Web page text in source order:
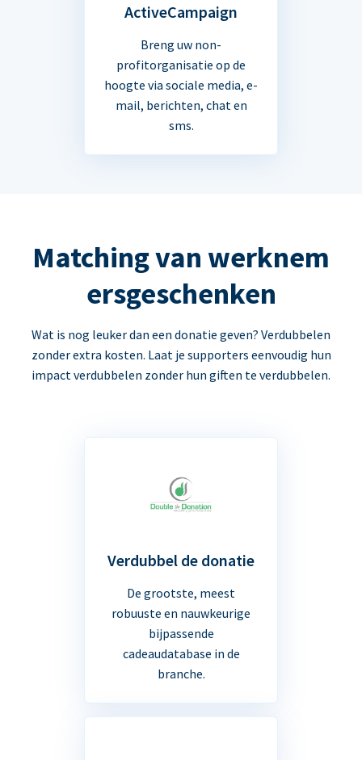
ActiveCampaign
Breng uw non-
profitorganisatie op de
hoogte via sociale media, e-
mail, berichten, chat en
sms.
Matching van werknem
ersgeschenken
Wat is nog leuker dan een donatie geven? Verdubbelen
zonder extra kosten. Laat je supporters eenvoudig hun
impact verdubbelen zonder hun giften te verdubbelen.
Verdubbel de donatie
De grootste, meest
robuuste en nauwkeurige
bijpassende
cadeaudatabase in de
branche.